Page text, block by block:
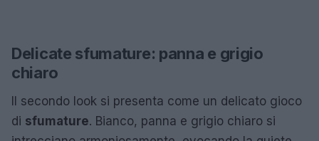
Delicate sfumature: panna e grigio
chiaro
Il secondo look si presenta come un delicato gioco
di sfumature. Bianco, panna e grigio chiaro si